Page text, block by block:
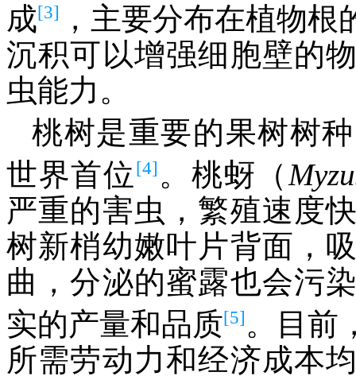
成[3]
，主要分布在植物
沉积可以增强细胞壁的
虫能力。
桃树是重要的果树树
世界首位 [4] 。桃蚜（
严重的害虫，繁殖速度
树新梢幼嫩叶片背面，
曲，分泌的蜜露也会污
实的产量和品质[5] 。目前
所需劳动力和经济成本